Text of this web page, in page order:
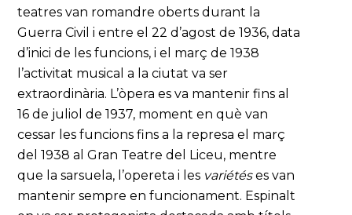
teatres van romandre oberts durant la
Guerra Civil i entre el 22 d’agost de 1936, data
d’inici de les funcions, i el març de 1938
l’activitat musical a la ciutat va ser
extraordinària. L’òpera es va mantenir fins al
16 de juliol de 1937, moment en què van
cessar les funcions fins a la represa el març
del 1938 al Gran Teatre del Liceu, mentre
que la sarsuela, l’opereta i les variétéses van
mantenir sempre en funcionament. Espinalt